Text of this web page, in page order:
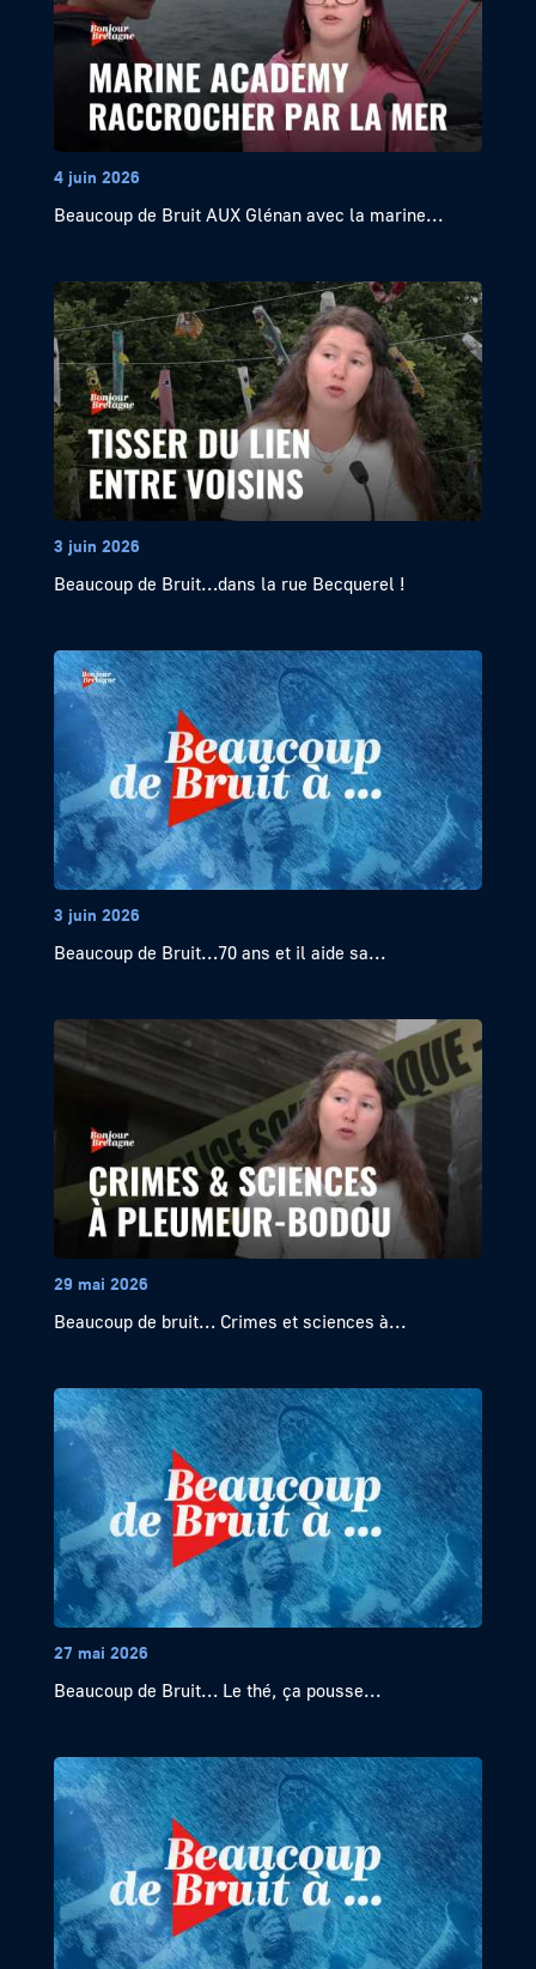
4 juin 2026
Beaucoup de Bruit AUX Glénan avec la marine...
3 juin 2026
Beaucoup de Bruit…dans la rue Becquerel !
3 juin 2026
Beaucoup de Bruit…70 ans et il aide sa...
29 mai 2026
Beaucoup de bruit… Crimes et sciences à...
27 mai 2026
Beaucoup de Bruit… Le thé, ça pousse...